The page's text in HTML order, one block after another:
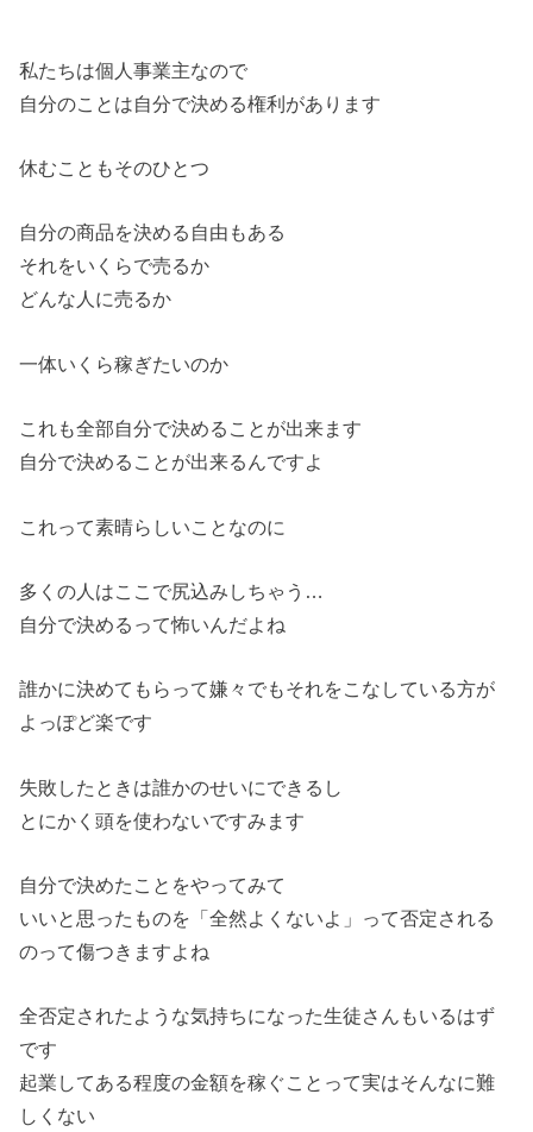
私たちは個人事業主なので
自分のことは自分で決める権利があります
休むこともそのひとつ
自分の商品を決める自由もある
それをいくらで売るか
どんな人に売るか
一体いくら稼ぎたいのか
これも全部自分で決めることが出来ます
自分で決めることが出来るんですよ
これって素晴らしいことなのに
多くの人はここで尻込みしちゃう…
自分で決めるって怖いんだよね
誰かに決めてもらって嫌々でもそれをこなしている方が
よっぽど楽です
失敗したときは誰かのせいにできるし
とにかく頭を使わないですみます
自分で決めたことをやってみて
いいと思ったものを「全然よくないよ」って否定される
のって傷つきますよね
全否定されたような気持ちになった生徒さんもいるはず
です
起業してある程度の金額を稼ぐことって実はそんなに難
しくない